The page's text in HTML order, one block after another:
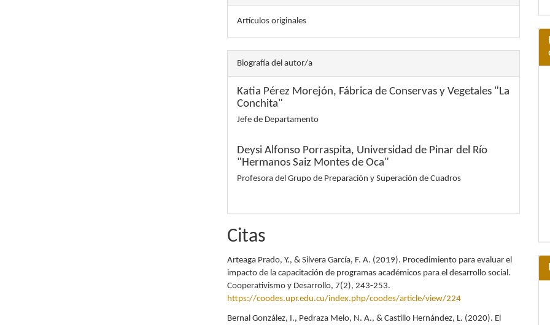
Artículos originales
Biografía del autor/a
Katia Pérez Morejón, Fábrica de Conservas y Vegetales "La
Conchita"
Jefe de Departamento
Deysi Alfonso Porraspita, Universidad de Pinar del Río
"Hermanos Saiz Montes de Oca"
Profesora del Grupo de Preparación y Superación de Cuadros
Citas
Arteaga Prado, Y., & Silvera García, F. A. (2019). Procedimiento para evaluar el
impacto de la capacitación de programas académicos para el desarrollo social.
Cooperativismo y Desarrollo, 7(2), 243-253.
https://coodes.upr.edu.cu/index.php/coodes/article/view/224
Bernal González, I., Pedraza Melo, N. A., & Castillo Hernández, L. (2020). El